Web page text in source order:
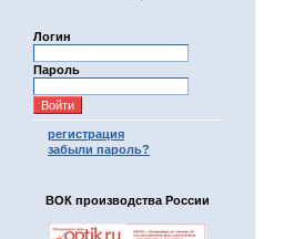
Логин
Пароль
регистрация
забыли пароль?
ВОК производства России